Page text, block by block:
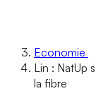
Economie
Lin : NatUp
la fibre